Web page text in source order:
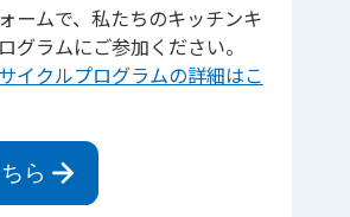
ームで、私たちのキッチンキ
グラムにご参加ください。
イクルプログラムの詳細はこ
ら